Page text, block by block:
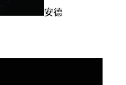
安德